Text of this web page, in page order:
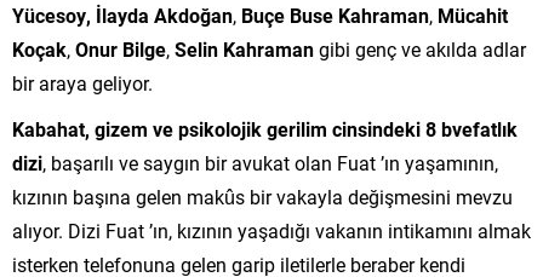
Yücesoy, İlayda Akdoğan, Buçe Buse Kahraman, Mücahit
Koçak,Onur Bilge,Selin Kahramangibi genç ve akılda adlar
bir araya geliyor.
Kabahat, gizem ve psikolojik gerilim cinsindeki 8 bvefatlık
dizi, başarılı ve saygın bir avukat olan Fuat ’ın yaşamının,
kızının başına gelen makûs bir vakayla değişmesini mevzu
alıyor. Dizi Fuat ’ın, kızının yaşadığı vakanın intikamını almak
isterken telefonuna gelen garip iletilerle beraber kendi